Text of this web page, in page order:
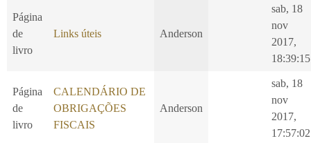
Página
de
livro
Links úteis Anderson
sab, 18
nov
2017,
18:39:15
Página
de
livro
CALENDÁRIO DE
OBRIGAÇÕES
FISCAIS
Anderson
sab, 18
nov
2017,
17:57:02